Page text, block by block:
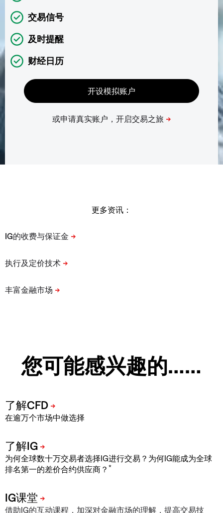
交易信号
及时提醒
财经日历
更多资讯：
您可能感兴趣的……
在逾万个市场中做选择
为何全球数十万交易者选择IG进行交易？为何IG能成为全球
排名第一的差价合约供应商？ *
借助IG的互动课程，加深对金融市场的理解，提高交易技